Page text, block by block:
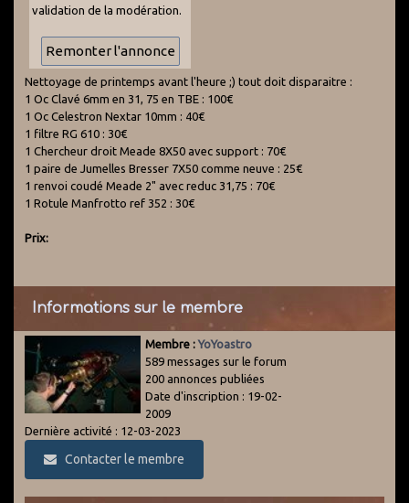
validation de la modération.
Nettoyage de printemps avant l'heure ;) tout doit disparaitre :
1 Oc Clavé 6mm en 31, 75 en TBE : 100€
1 Oc Celestron Nextar 10mm : 40€
1 filtre RG 610 : 30€
1 Chercheur droit Meade 8X50 avec support : 70€
1 paire de Jumelles Bresser 7X50 comme neuve : 25€
1 renvoi coudé Meade 2" avec reduc 31,75 : 70€
1 Rotule Manfrotto ref 352 : 30€
Prix:
Informations sur le membre
Membre :YoYoastro
589 messages sur le forum
200 annonces publiées
Date d'inscription : 19-02-
2009
Dernière activité : 12-03-2023
Contacter le membre